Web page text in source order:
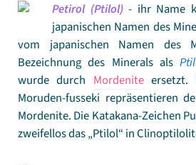
Petirol (Ptilol)- ihr Name
japanischen Namen des
vom japanischen Namen des
Bezeichnung des Minerals als
wurde durch Mordeniteersetzt.
Moruden-fusseki repräsentieren
Mordenite. Die Katakana-Zeichen
zweifellos das „Ptilol“ in